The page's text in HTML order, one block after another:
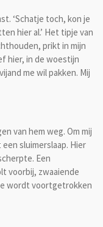
‘Schatje toch, kon je
hier al.’ Het tipje van
prikt in mijn
hier, in de woestijn
me wil pakken. Mij
van hem weg. Om mij
sluimerslaap. Hier
Een
voorbij, zwaaiende
wordt voortgetrokken